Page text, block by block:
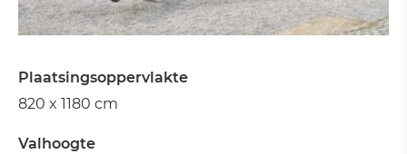
Plaatsingsoppervlakte
820 x 1180 cm
Valhoogte